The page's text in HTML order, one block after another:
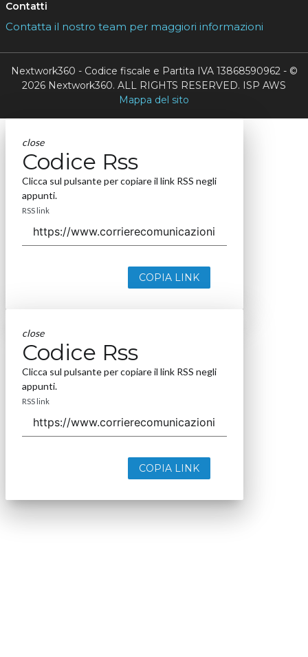
Contatti
Contatta il nostro team per maggiori informazioni
Nextwork360 - Codice fiscale e Partita IVA 13868590962 - ©
2026 Nextwork360. ALL RIGHTS RESERVED. ISP AWS
Mappa del sito
close
Codice Rss
Clicca sul pulsante per copiare il link RSS negli
appunti.
RSS link
COPIA LINK
close
Codice Rss
Clicca sul pulsante per copiare il link RSS negli
appunti.
RSS link
COPIA LINK